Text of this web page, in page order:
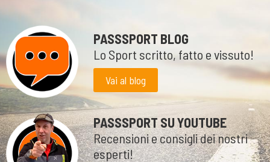
PASSSPORT BLOG
Lo Sport scritto, fatto e vissuto!
Vai al blog
PASSSPORT SU YOUTUBE
Recensioni e consigli dei nostri
esperti!